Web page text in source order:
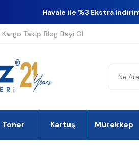
Havale ile %3 Ekstra
Kargo Takip Blog Bayi Ol
Toner Kartuş Mürekkep